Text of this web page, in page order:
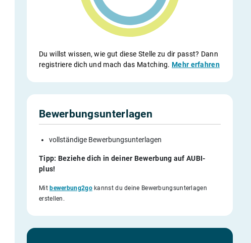
Du willst wissen, wie gut diese Stelle zu dir passt? Dann
registriere dich und mach das Matching.Mehr erfahren
Bewerbungsunterlagen
vollständige Bewerbungsunterlagen
Tipp: Beziehe dich in deiner Bewerbung auf AUBI-
plus!
Mitbewerbung2gokannst du deine Bewerbungsunterlagen
erstellen.